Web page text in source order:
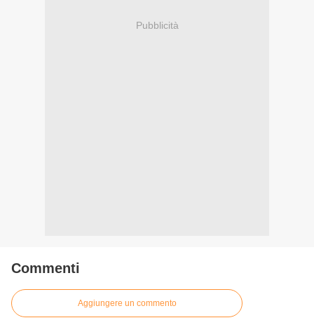
Pubblicità
Commenti
Aggiungere un commento